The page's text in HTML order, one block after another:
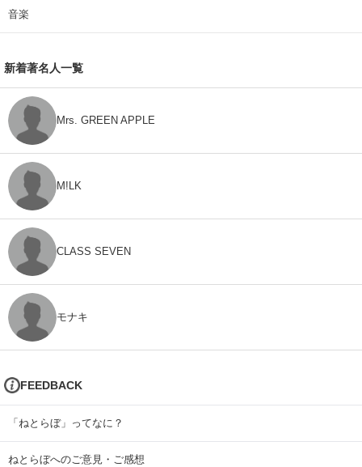
音楽
新着著名人一覧
Mrs. GREEN APPLE
M!LK
CLASS SEVEN
モナキ
FEEDBACK
「ねとらぼ」ってなに？
ねとらぼへのご意見・ご感想